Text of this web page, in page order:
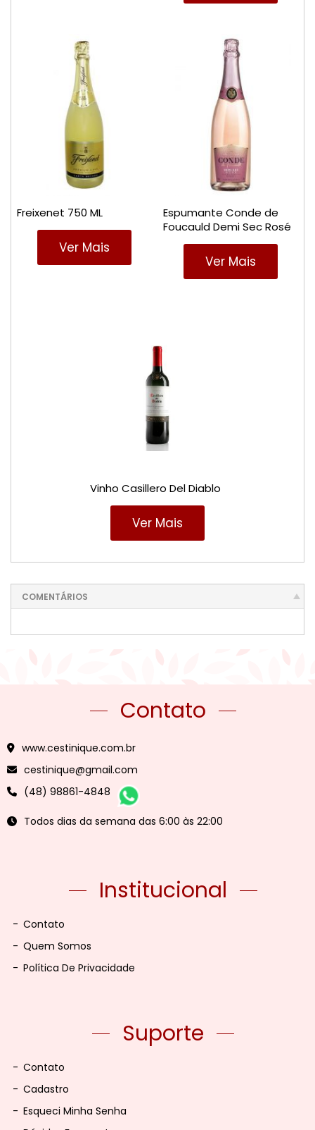
Freixenet 750 ML
Ver Mais
Espumante Conde de
Foucauld Demi Sec Rosé
Ver Mais
Vinho Casillero Del Diablo
Ver Mais
COMENTÁRIOS
Contato
www.cestinique.com.br
cestinique@gmail.com
(48) 98861-4848
Todos dias da semana das 6:00 às 22:00
Institucional
- Contato
- Quem Somos
- Política De Privacidade
Suporte
- Contato
- Cadastro
- Esqueci Minha Senha